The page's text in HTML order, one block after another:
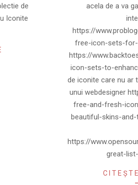
de
Iconite
acela de a va
https://
free-icon-sets-for-
https://
icon-sets-to-
de iconite care nu ar
unui webdesigner
free-and-fresh-
beautiful-skins-
https://
great-